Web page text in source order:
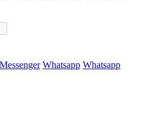
Messenger Whatsapp Whatsapp